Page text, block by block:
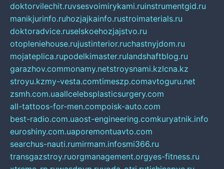
doktorvilechit.ruvsesvoimirykami.ruinstrumentgid.ru
manikjurinfo.ruhozjajkainfo.rustroimaterials.ru
doktoradvice.ruselskoehozjajstvo.ru
otopleniehouse.rujustinterior.ruchastnyjdom.ru
mojateplica.rupodelkimaster.rulandshaftblog.ru
garazhov.commonamy.netstroysnami.kzlcna.kz
stroyu.kzmy-vesta.comtimeszp.comavtoguru.net
zsmh.com.uaallcelebsplasticsurgery.com
all-tattoos-for-men.compoisk-auto.com
best-radio.com.uaost-engineering.comkuryatnik.info
euroshiny.com.uaporemontuavto.com
searchus-nauti.rumirmam.infosmi366.ru
transgazstroy.ruorgmanagement.orgyes-fitness.ru